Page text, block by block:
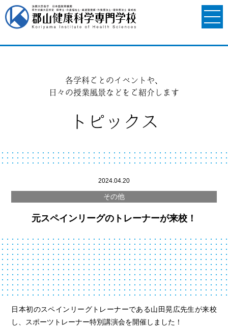
各学科ごとのイベントや、
日々の授業風景などをご紹介します
トピックス
2024.04.20
その他
元スペインリーグのトレーナーが来校！
日本初のスペインリーグトレーナーである山田晃広先生が来校
し、スポーツトレーナー特別講演会を開催しました！